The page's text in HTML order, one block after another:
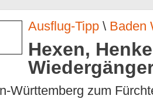
Ausflug-Tipp \ Baden
Hexen,
Württemberg zum